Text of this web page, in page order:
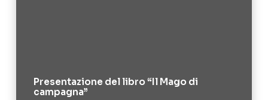
Presentazione del libro “Il Mago di
campagna”